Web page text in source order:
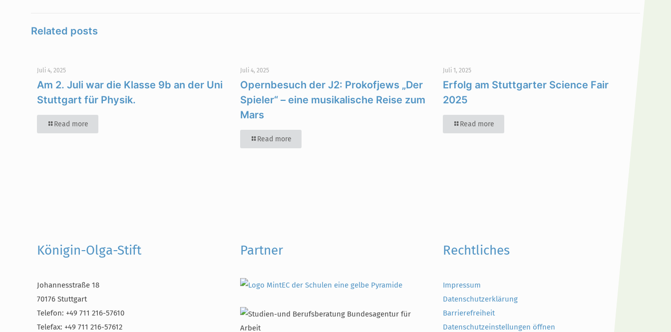
Related posts
Juli 4, 2025
Am 2. Juli war die Klasse 9b an der Uni
Stuttgart für Physik.
Read more
Juli 4, 2025
Opernbesuch der J2: Prokofjews „Der
Spieler“ – eine musikalische Reise zum
Mars
Read more
Juli 1, 2025
Erfolg am Stuttgarter Science Fair
2025
Read more
Königin-Olga-Stift
Johannesstraße 18
70176 Stuttgart
Telefon: +49 711 216-57610
Telefax: +49 711 216-57612
Partner Rechtliches
Impressum
Datenschutzerklärung
Barrierefreiheit
Datenschutzeinstellungen öffnen